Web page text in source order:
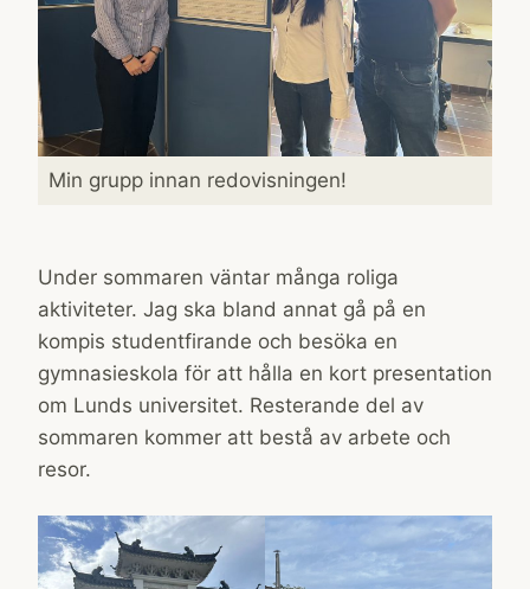
Min grupp innan redovisningen!
Under sommaren väntar många roliga
aktiviteter. Jag ska bland annat gå på en
kompis studentfirande och besöka en
gymnasieskola för att hålla en kort presentation
om Lunds universitet. Resterande del av
sommaren kommer att bestå av arbete och
resor.